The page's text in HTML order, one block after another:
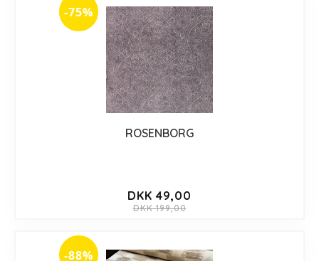
-75%
ROSENBORG
DKK 49,00
DKK 199,00
-88%